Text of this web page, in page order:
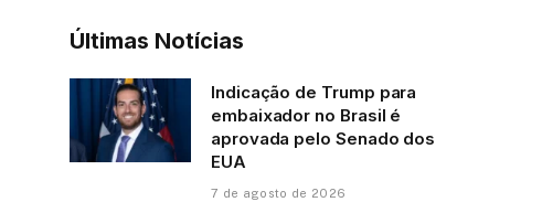
Últimas Notícias
Indicação de Trump para
embaixador no Brasil é
aprovada pelo Senado dos
EUA
7 de agosto de 2026